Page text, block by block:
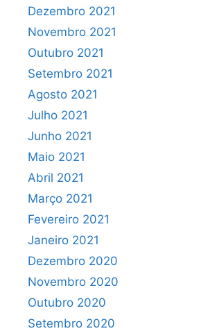
Dezembro 2021
Novembro 2021
Outubro 2021
Setembro 2021
Agosto 2021
Julho 2021
Junho 2021
Maio 2021
Abril 2021
Março 2021
Fevereiro 2021
Janeiro 2021
Dezembro 2020
Novembro 2020
Outubro 2020
Setembro 2020